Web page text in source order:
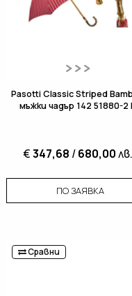
Pasotti Classic Striped
мъжки чадър 142 51880-2
€347,68 /680,00лв.
ПО ЗАЯВКА
Сравни